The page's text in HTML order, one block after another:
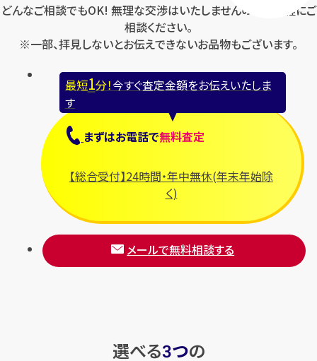
どんなご相談でもOK! 無理な交渉はいたしませんのでお気軽にご
相談ください。
※一部、拝見しないとお伝えできないお品物もございます。
最短1分！今すぐ査定金額をお伝えいたしま
す
まずはお電話で無料査定
【総合受付】24時間・年中無休(年末年始除
く)
メールで無料相談する
選べる3つの